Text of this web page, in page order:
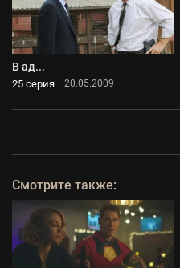
В ад...
25 серия 20.05.2009
Смотрите также: